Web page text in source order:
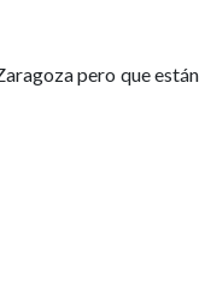
pero que están